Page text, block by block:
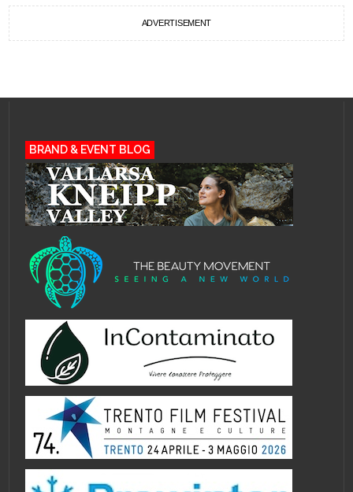
ADVERTISEMENT
BRAND & EVENT BLOG